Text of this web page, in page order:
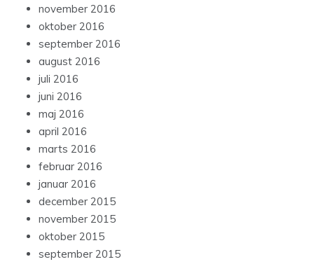
november 2016
oktober 2016
september 2016
august 2016
juli 2016
juni 2016
maj 2016
april 2016
marts 2016
februar 2016
januar 2016
december 2015
november 2015
oktober 2015
september 2015